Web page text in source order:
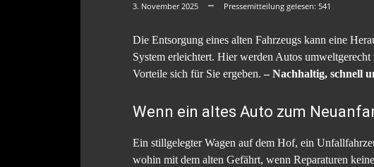
3. November 2025 Pressemitteilung gelesen: 541
Die Entsorgung eines alten Fahrzeugs kann eine
System erleichtert. Hier werden Autos
Vorteile sich für Sie ergeben. – Nachhaltig, schnell
Wenn ein altes Auto zum
Ein stillgelegter Wagen auf dem Hof, ein
wohin mit dem alten Gefährt, wenn Reparaturen